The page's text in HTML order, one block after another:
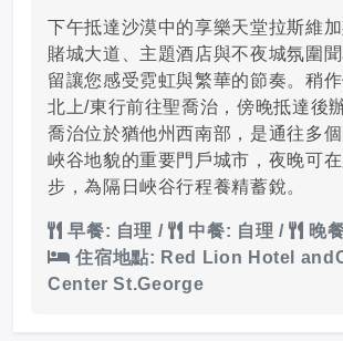
下午抵達沙漠中的享樂天堂拉斯維
賭城大道、主題酒店與不夜城氛圍
留讓您感受霓虹與繁華的節奏。稍
北上/東行前往聖喬治，傍晚抵達後
喬治位於猶他州西南部，是通往多
峽谷地貌的重要門戶城市，夜晚可
步，為隔日峽谷行程養精蓄銳。
早餐: 自理 / 中餐: 自理 /
晚
住宿地點: Red Lion Hotel
Center St.George